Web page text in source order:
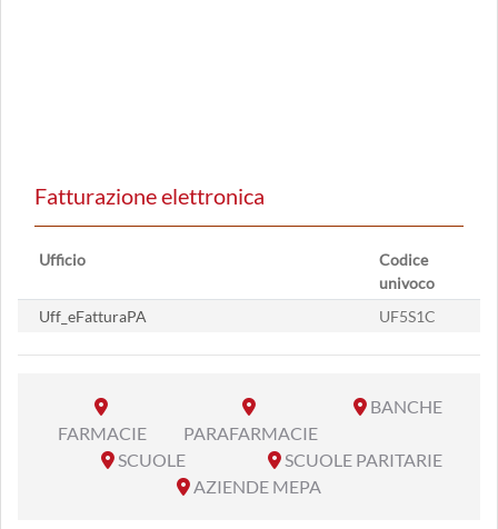
Fatturazione elettronica
Ufficio
Codice
univoco
Uff_eFatturaPA
UF5S1C
FARMACIE PARAFARMACIE
BANCHE
SCUOLE
SCUOLE PARITARIE
AZIENDE MEPA